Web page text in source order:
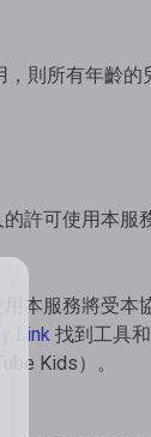
則所有年齡的
許可使用本服
本服務將受本
Link 找到工具
Kids）。